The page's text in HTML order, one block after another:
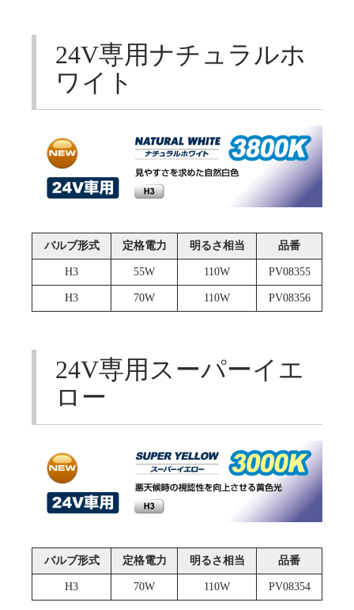
24V専用ナチュラルホ
ワイト
バルブ形式 定格電力 明るさ相当 品番
H3 55W 110W PV08355
H3 70W 110W PV08356
24V専用スーパーイエ
ロー
バルブ形式 定格電力 明るさ相当 品番
H3 70W 110W PV08354